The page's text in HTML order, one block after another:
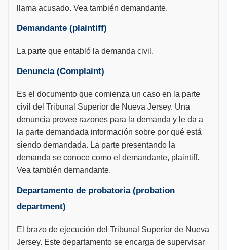
llama acusado. Vea también demandante.
Demandante (plaintiff)
La parte que entabló la demanda civil.
Denuncia (Complaint)
Es el documento que comienza un caso en la parte
civil del Tribunal Superior de Nueva Jersey. Una
denuncia provee razones para la demanda y le da a
la parte demandada información sobre por qué está
siendo demandada. La parte presentando la
demanda se conoce como el demandante, plaintiff.
Vea también demandante.
Departamento de probatoria (probation
department)
El brazo de ejecución del Tribunal Superior de Nueva
Jersey. Este departamento se encarga de supervisar